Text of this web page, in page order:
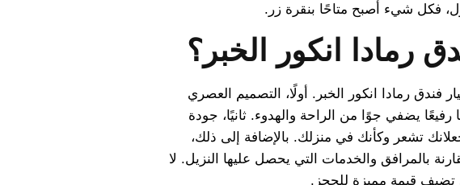
فكل شيء أصبح متاحًا بنقرة زر.
رمادا انكور الخبر؟
فندق رمادا انكور الخبر. أولًا، التصميم العصري
رفيعًا يضفي جوًا من الراحة والهدوء. ثانيًا، جودة
تشعر وكأنك في منزلك. بالإضافة إلى ذلك،
بالمرافق والخدمات التي يحصل عليها النزيل. لا
تضيف قيمة مميزة للحجز.